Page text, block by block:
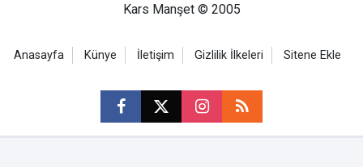
Kars Manşet © 2005
Anasayfa Künye İletişim Gizlilik İlkeleri Sitene Ekle